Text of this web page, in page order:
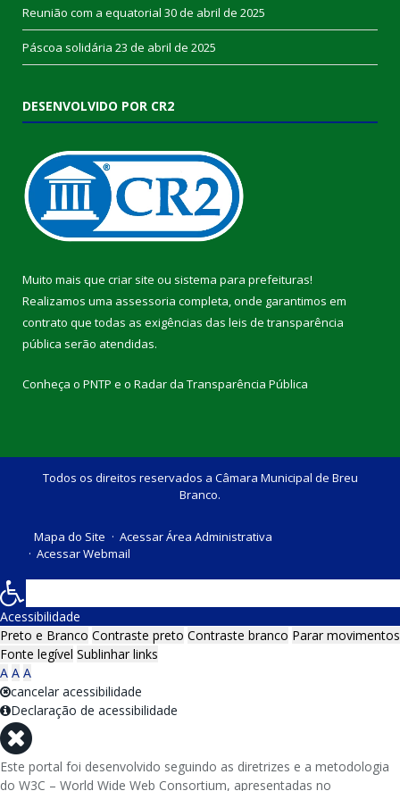
Reunião com a equatorial 30 de abril de 2025
Páscoa solidária 23 de abril de 2025
DESENVOLVIDO POR CR2
Muito mais que criar site ou sistema para prefeituras!
Realizamos uma assessoria completa, onde garantimos em
contrato que todas as exigências das leis de transparência
pública serão atendidas.
Conheça o PNTP e o Radar da Transparência Pública
Todos os direitos reservados a Câmara Municipal de Breu
Branco.
Mapa do Site
Acessar Área Administrativa
Acessar Webmail
Acessibilidade
Preto e Branco Contraste preto Contraste branco Parar movimentos
Fonte legível Sublinhar links
A A A
cancelar acessibilidade
Declaração de acessibilidade
Este portal foi desenvolvido seguindo as diretrizes e a metodologia
do W3C – World Wide Web Consortium, apresentadas no